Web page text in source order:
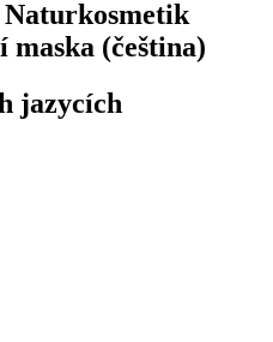
(čeština)
jazycích